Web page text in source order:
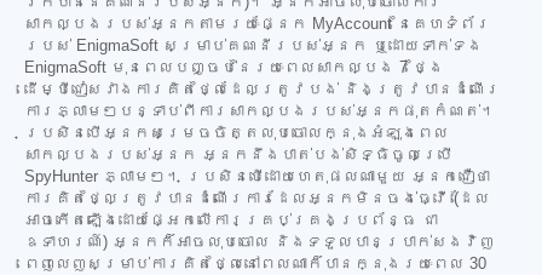
សាកល្បងរបស់អ្នកតាមរយៈផ្នែក MyAccount នៃគេហទំព័រ
របស់ EnigmaSoft សម្រាប់គណនីរបស់អ្នក ឬដោយទាក់ទង
EnigmaSoft មុនពេលបញ្ចប់នៃរយៈពេលសាកល្បង 7 ថ្ងៃ
ដើម្បីជៀសវាងការគិតថ្លៃដែលត្រូវបង់ និងត្រូវបានដំណើរ
ការភ្លាមៗបន្ទាប់ពីការសាកល្បងរបស់អ្នកផុតកំណត់។
ប្រសិនបើអ្នកសម្រេចចិត្តលុបចោលក្នុងអំឡុងពេល
សាកល្បងរបស់អ្នក អ្នកនឹងបាត់បង់សិទ្ធិចូលប្រើ
SpyHunter ភ្លាមៗ។ ប្រសិនបើដោយហេតុផលណាមួយ អ្នកជឿថា
ការគិតថ្លៃត្រូវបានដំណើរការដែលអ្នកមិនចង់ធ្វើ (ដែល
អាចកើតឡើងដោយផ្អែកលើការគ្រប់គ្រងប្រព័ន្ធ ជា
ឧទាហរណ៍) អ្នកក៏អាចលុបចោល និងទទួលបានប្រាក់សងវិញ
ពេញលេញសម្រាប់ការគិតថ្លៃនៅពេលណាក៏បានក្នុងរយៈពេល 30